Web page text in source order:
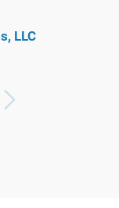
LLC